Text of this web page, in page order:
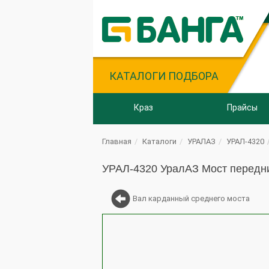
КАТАЛОГИ ПОДБОРА
Краз Прайсы
Главная Каталоги УРАЛАЗ УРАЛ-4320
УРАЛ-4320 УралАЗ Мост
Вал карданный среднего моста